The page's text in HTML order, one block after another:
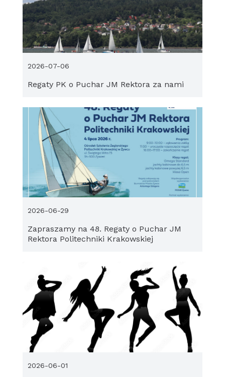
Regaty PK o Puchar JM Rektora za nami
2026-07-06
Zapraszamy na 48. Regaty o Puchar JM
Rektora Politechniki Krakowskiej
2026-06-29
2026-06-01